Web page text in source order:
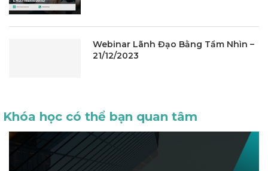
Webinar Lãnh Đạo Bằng Tầm Nhìn –
21/12/2023
Khóa học có thể bạn quan tâm